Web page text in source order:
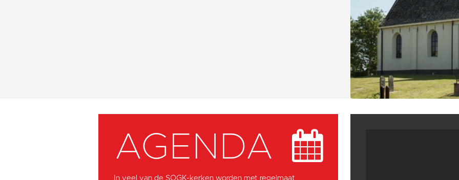
AGENDA
In veel van de SOGK-kerken worden met regelmaat